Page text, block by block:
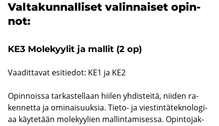
Val­ta­kun­nal­li­set va­lin­nai­set opin­
not:
KE3 Mo­le­kyy­lit ja mal­lit (2 op)
Vaa­dit­ta­vat esi­tie­dot: KE1 ja KE2
Opin­nois­sa tar­kas­tel­laan hii­len yh­dis­tei­tä, nii­den ra­
ken­net­ta ja omi­nai­suuk­sia. Tieto-​ ja vies­tin­tä­tek­no­lo­gi­
aa käy­te­tään mo­le­kyy­lien mal­lin­ta­mi­ses­sa. Opin­to­jak­